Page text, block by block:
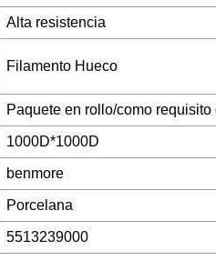
Alta resistencia
Filamento Hueco
Paquete en rollo/como
1000D*1000D
benmore
Porcelana
5513239000